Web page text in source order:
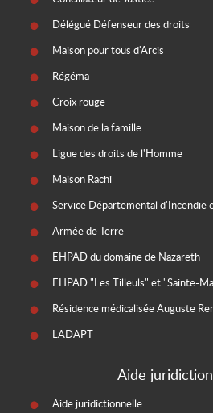
Délégué Défenseur des droits
Maison pour tous d'Arcis
Régéma
Croix rouge
Maison de la famille
Ligue des droits de l'Homme
Maison Rachi
Service Départemental d'Incendie
Armée de Terre
EHPAD du domaine de Nazareth
EHPAD "Les Tilleuls" et "Sainte-
Résidence médicalisée Auguste
LADAPT
Aide
Aide juridictionnelle